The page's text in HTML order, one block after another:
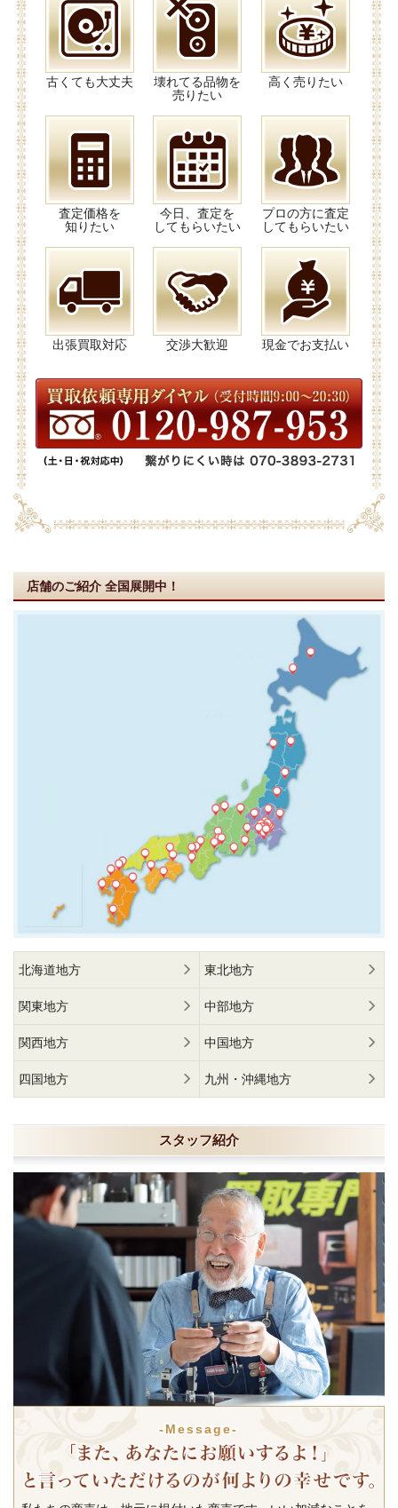
古くても大丈夫
壊れてる品物を
売りたい
高く売りたい
査定価格を
知りたい
今日、査定を
してもらいたい
プロの方に査定
してもらいたい
出張買取対応 交渉大歓迎 現金でお支払い
店舗のご紹介 全国展開中！
北海道地方 東北地方
関東地方 中部地方
関西地方 中国地方
四国地方 九州・沖縄地方
スタッフ紹介
-Message-